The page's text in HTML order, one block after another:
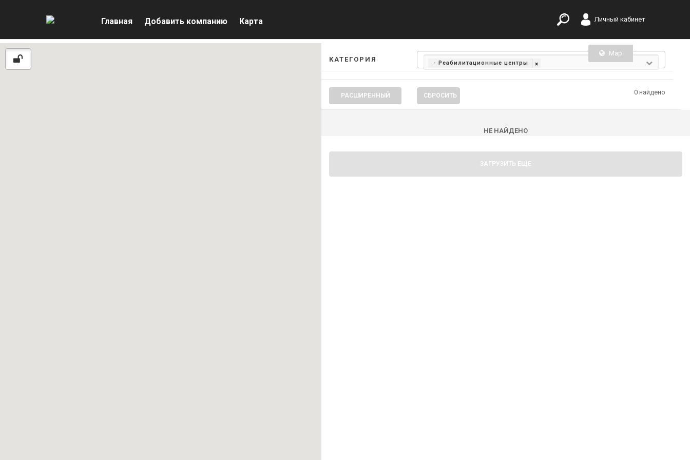
Главная Добавить компанию Карта Личный кабинет
Map
List
КАТЕГОРИЯ
- Реабилитационные центры ×
РАСШИРЕННЫЙ СБРОСИТЬ 0 найдено
НЕ НАЙДЕНО
ЗАГРУЗИТЬ ЕЩЕ